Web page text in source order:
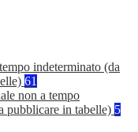
indeterminato (da
61
non a tempo
pubblicare in tabelle) 5